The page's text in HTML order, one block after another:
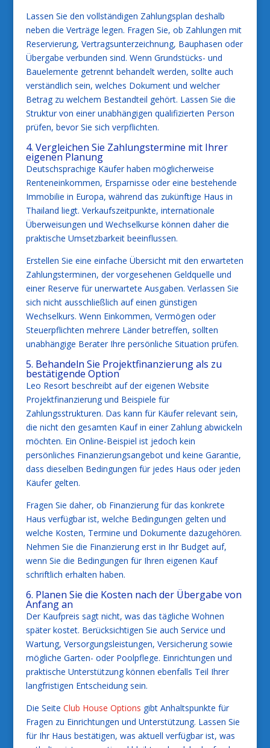
Lassen Sie den vollständigen Zahlungsplan deshalb
neben die Verträge legen. Fragen Sie, ob Zahlungen mit
Reservierung, Vertragsunterzeichnung, Bauphasen oder
Übergabe verbunden sind. Wenn Grundstücks- und
Bauelemente getrennt behandelt werden, sollte auch
verständlich sein, welches Dokument und welcher
Betrag zu welchem Bestandteil gehört. Lassen Sie die
Struktur von einer unabhängigen qualifizierten Person
prüfen, bevor Sie sich verpflichten.
4. Vergleichen Sie Zahlungstermine mit Ihrer
eigenen Planung
Deutschsprachige Käufer haben möglicherweise
Renteneinkommen, Ersparnisse oder eine bestehende
Immobilie in Europa, während das zukünftige Haus in
Thailand liegt. Verkaufszeitpunkte, internationale
Überweisungen und Wechselkurse können daher die
praktische Umsetzbarkeit beeinflussen.
Erstellen Sie eine einfache Übersicht mit den erwarteten
Zahlungsterminen, der vorgesehenen Geldquelle und
einer Reserve für unerwartete Ausgaben. Verlassen Sie
sich nicht ausschließlich auf einen günstigen
Wechselkurs. Wenn Einkommen, Vermögen oder
Steuerpflichten mehrere Länder betreffen, sollten
unabhängige Berater Ihre persönliche Situation prüfen.
5. Behandeln Sie Projektfinanzierung als zu
bestätigende Option
Leo Resort beschreibt auf der eigenen Website
Projektfinanzierung und Beispiele für
Zahlungsstrukturen. Das kann für Käufer relevant sein,
die nicht den gesamten Kauf in einer Zahlung abwickeln
möchten. Ein Online-Beispiel ist jedoch kein
persönliches Finanzierungsangebot und keine Garantie,
dass dieselben Bedingungen für jedes Haus oder jeden
Käufer gelten.
Fragen Sie daher, ob Finanzierung für das konkrete
Haus verfügbar ist, welche Bedingungen gelten und
welche Kosten, Termine und Dokumente dazugehören.
Nehmen Sie die Finanzierung erst in Ihr Budget auf,
wenn Sie die Bedingungen für Ihren eigenen Kauf
schriftlich erhalten haben.
6. Planen Sie die Kosten nach der Übergabe von
Anfang an
Der Kaufpreis sagt nicht, was das tägliche Wohnen
später kostet. Berücksichtigen Sie auch Service und
Wartung, Versorgungsleistungen, Versicherung sowie
mögliche Garten- oder Poolpflege. Einrichtungen und
praktische Unterstützung können ebenfalls Teil Ihrer
langfristigen Entscheidung sein.
Die Seite Club House Options gibt Anhaltspunkte für
Fragen zu Einrichtungen und Unterstützung. Lassen Sie
für Ihr Haus bestätigen, was aktuell verfügbar ist, was